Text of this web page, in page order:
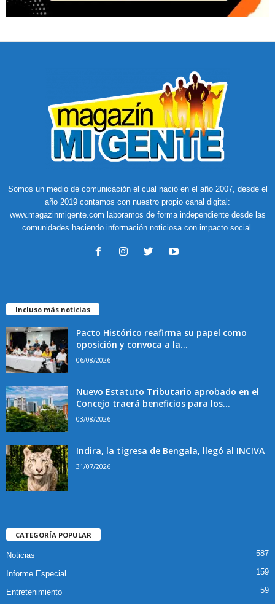
Somos un medio de comunicación el cual nació en el año 2007, desde el
año 2019 contamos con nuestro propio canal digital:
www.magazinmigente.com laboramos de forma independiente desde las
comunidades haciendo información noticiosa con impacto social.
Incluso más noticias
Pacto Histórico reafirma su papel como
oposición y convoca a la...
06/08/2026
Nuevo Estatuto Tributario aprobado en el
Concejo traerá beneficios para los...
03/08/2026
Indira, la tigresa de Bengala, llegó al INCIVA
31/07/2026
CATEGORÍA POPULAR
Noticias 587
Informe Especial 159
Entretenimiento 59